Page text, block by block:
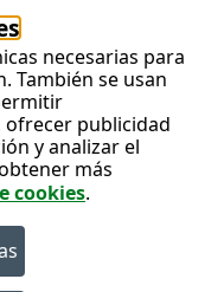
necesarias para
También se usan
ofrecer publicidad
y analizar el
más
cookies.